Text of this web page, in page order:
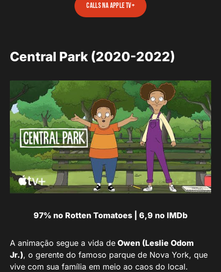
calls na apple tv+
Central Park (2020-2022)
97% no Rotten Tomatoes | 6,9 no IMDb
A animação segue a vida de Owen (Leslie Odom
Jr.), o gerente do famoso parque de Nova York, que
vive com sua família em meio ao caos do local.